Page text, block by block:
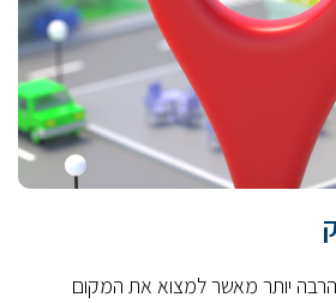
הרבה יותר מאשר למצוא את המקום